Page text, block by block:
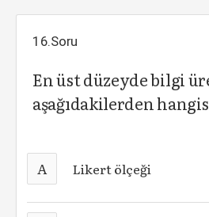
16.Soru
En üst düzeyde bilgi
aşağıdakilerden
A Likert ölçeği